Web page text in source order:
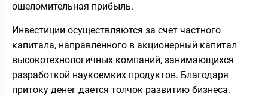
ошеломительная прибыль.
Инвестиции осуществляются за счет частного
капитала, направленного в акционерный капитал
высокотехнологичных компаний, занимающихся
разработкой наукоемких продуктов. Благодаря
притоку денег дается толчок развитию бизнеса.